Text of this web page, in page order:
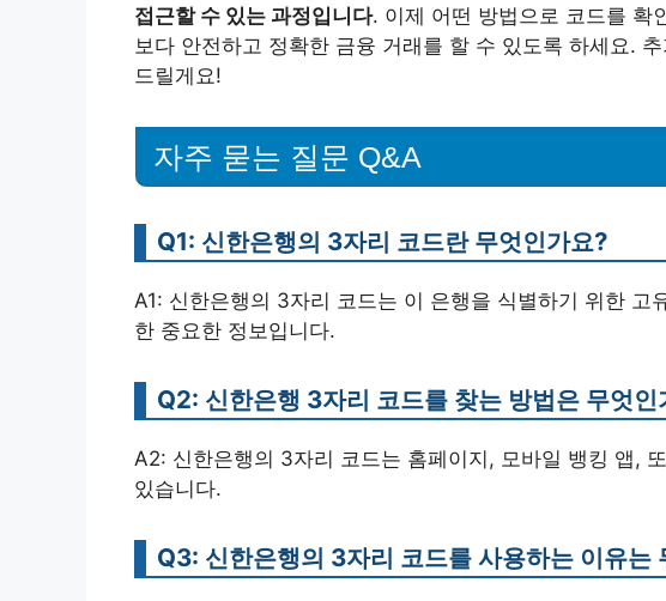
접근할 수 있는 과정입니다. 이제 어떤 방법으로 코드를 확
보다 안전하고 정확한 금융 거래를 할 수 있도록 하세요.
드릴게요!
자주 묻는 질문 Q&A
Q1: 신한은행의 3자리 코드란 무엇인가요?
A1: 신한은행의 3자리 코드는 이 은행을 식별하기 위한 고
한 중요한 정보입니다.
Q2: 신한은행 3자리 코드를 찾는 방법은 무엇인
A2: 신한은행의 3자리 코드는 홈페이지, 모바일 뱅킹 앱,
있습니다.
Q3: 신한은행의 3자리 코드를 사용하는 이유는